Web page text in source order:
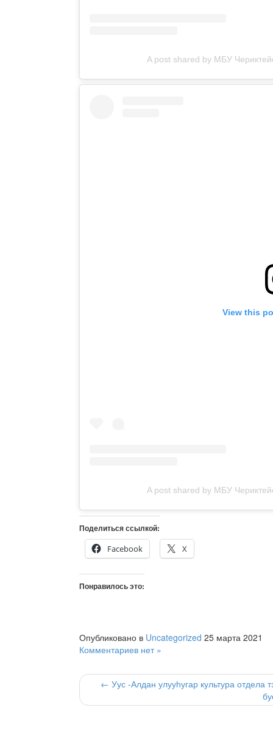
A post shared by МБУ
View this
A post shared by МБУ
Поделиться ссылкой:
Facebook
X
Понравилось это:
Опубликовано в Uncategorized 25 марта 2021
Комментариев нет »
← Уус -Алдан улууһугар культура отдела